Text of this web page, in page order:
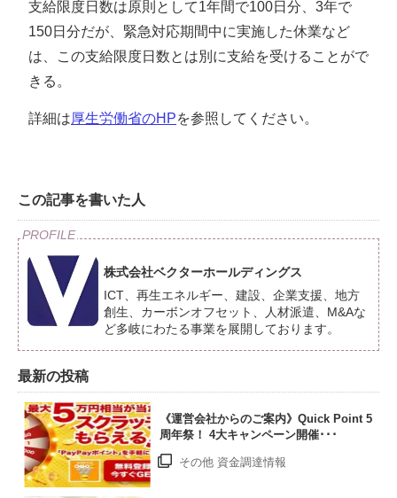
支給限度日数は原則として1年間で100日分、3年で
150日分だが、緊急対応期間中に実施した休業など
は、この支給限度日数とは別に支給を受けることがで
きる。
詳細は厚生労働省のHPを参照してください。
この記事を書いた人
株式会社ベクターホールディングス
ICT、再生エネルギー、建設、企業支援、地方
創生、カーボンオフセット、人材派遣、M&Aな
ど多岐にわたる事業を展開しております。
最新の投稿
《運営会社からのご案内》Quick Point 5
周年祭！ 4大キャンペーン開催･･･
その他 資金調達情報